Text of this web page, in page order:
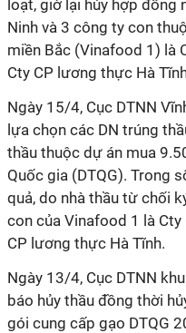
loạt, giờ lại hủy hợp đồng
Ninh và 3 công ty con
miền Bắc (Vinafood 1) là
Cty CP lương thực Hà
Ngày 15/4, Cục DTNN
lựa chọn các DN trúng
thầu thuộc dự án mua
Quốc gia (DTQG). Trong
quả, do nhà thầu từ chối
con của Vinafood 1 là
CP lương thực Hà Tĩnh.
Ngày 13/4, Cục DTNN
báo hủy thầu đồng thời
gói cung cấp gạo DTQG